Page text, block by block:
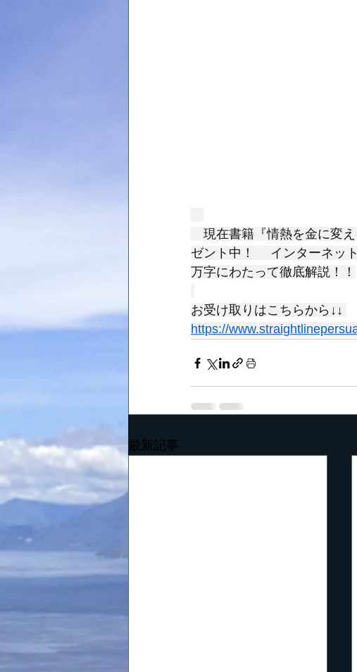
現在書籍『情熱を金に変
ゼント中！ 　インターネッ
万字にわたって徹底解説！！
お受け取りはこちらから↓↓
https://
最新記事